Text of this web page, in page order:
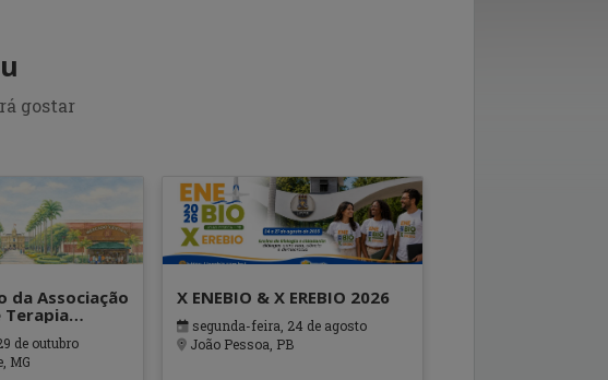
gostar
da Associação
Terapia
Contextos
Cuidados
de outubro
MG
X ENEBIO & X EREBIO 2026
segunda-feira, 24 de agosto
João Pessoa, PB